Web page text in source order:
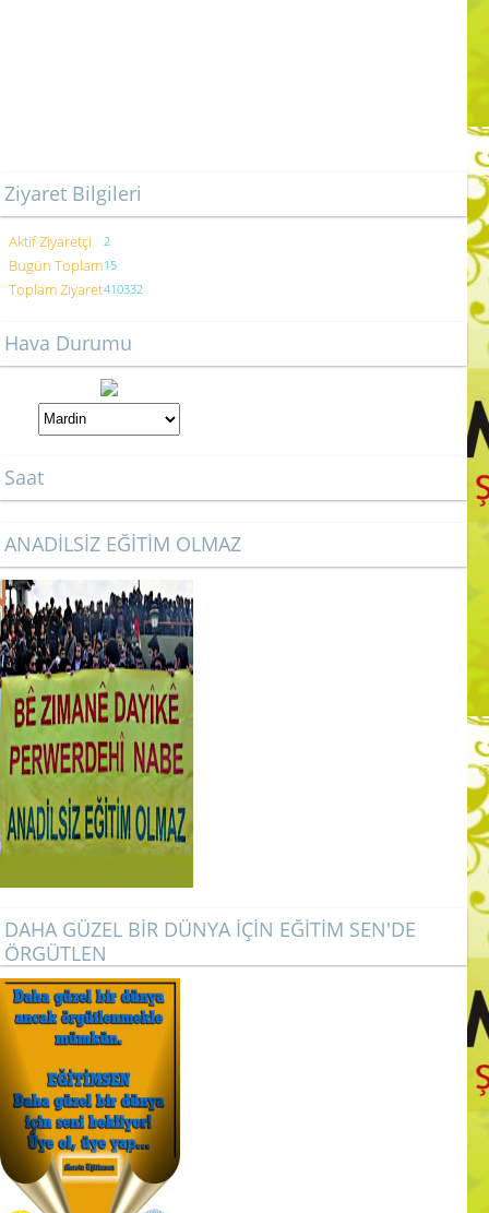
Ziyaret Bilgileri
Aktif Ziyaretçi 2
Bugün Toplam15
Toplam Ziyaret410332
Hava Durumu
Saat
ANADİLSİZ EĞİTİM OLMAZ
DAHA GÜZEL BİR DÜNYA İÇİN EĞİTİM SEN'DE
ÖRGÜTLEN